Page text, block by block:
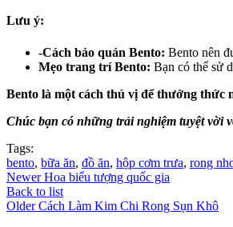
Lưu ý:
-Cách bảo quản Bento: Bento nên
Mẹo trang trí Bento: Bạn có thể sử
Bento là một cách thú vị để thưởng thức
Chúc bạn có những trải nghiệm tuyệt vời
Tags:
bento, bữa ăn, đồ ăn, hộp cơm trưa, rong
Newer Hoa biểu tượng quốc gia
Back to list
Older Cách Làm Kim Chi Rong Sụn Khô